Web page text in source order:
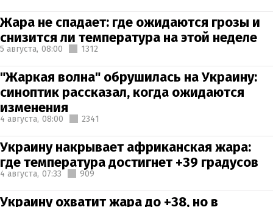
Жара не спадает: где ожидаются грозы и
снизится ли температура на этой неделе
5 августа, 08:00 1312
"Жаркая волна" обрушилась на Украину:
синоптик рассказал, когда ожидаются
изменения
4 августа, 08:00 2341
Украину накрывает африканская жара:
где температура достигнет +39 градусов
4 августа, 07:33 909
Украину охватит жара до +38, но в